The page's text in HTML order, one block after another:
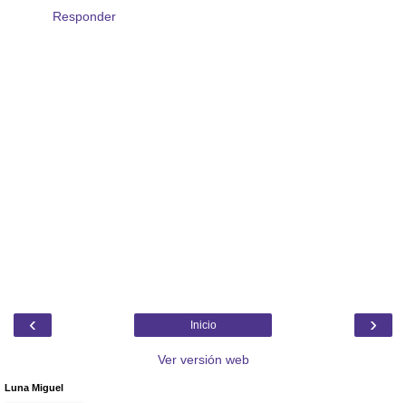
Responder
‹ ›
Inicio
Ver versión web
Luna Miguel